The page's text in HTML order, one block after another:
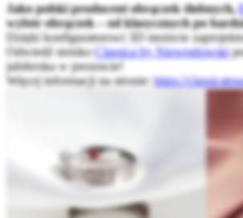
Jako polski producent obrączek ślubnych,
wybór obrączek – od klasycznych po
Dzięki konfiguratorowi 3D możecie
Odwiedź stoiskoClassica by Nieweglowski
jubilerska w prezencie!
Więcej informacji na stronie:https://